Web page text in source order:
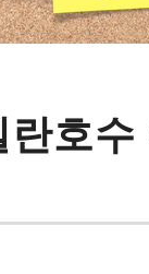
호수